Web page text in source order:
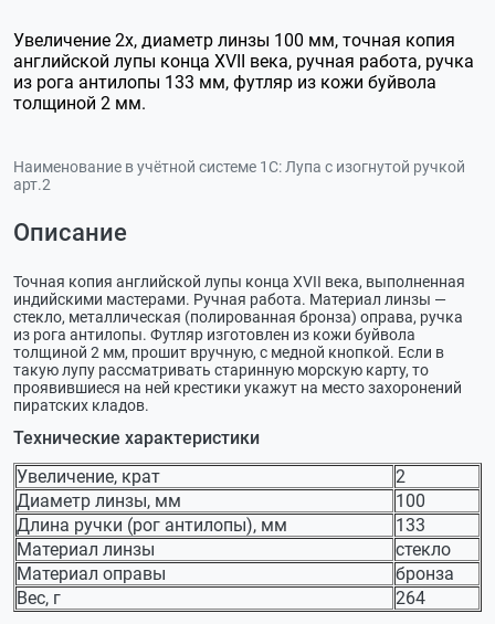
Увеличение 2х, диаметр линзы 100 мм, точная копия
английской лупы конца XVII века, ручная работа, ручка
из рога антилопы 133 мм, футляр из кожи буйвола
толщиной 2 мм.
Наименование в учётной системе 1С: Лупа с изогнутой ручкой
арт.2
Описание
Точная копия английской лупы конца XVII века, выполненная
индийскими мастерами. Ручная работа. Материал линзы —
стекло, металлическая (полированная бронза) оправа, ручка
из рога антилопы. Футляр изготовлен из кожи буйвола
толщиной 2 мм, прошит вручную, с медной кнопкой. Если в
такую лупу рассматривать старинную морскую карту, то
проявившиеся на ней крестики укажут на место захоронений
пиратских кладов.
Технические характеристики
Увеличение, крат
2
Диаметр линзы, мм
100
Длина ручки (рог антилопы), мм
133
Материал линзы
стекло
Материал оправы
бронза
Вес, г
264